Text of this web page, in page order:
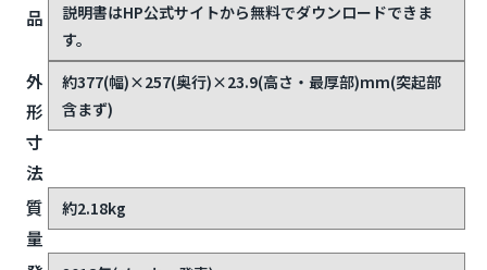
品
説明書はHP公式サイトから無料でダウンロードできま
す。
外
形
寸
法
約377(幅)×257(奥行)×23.9(高さ・最厚部)mm(突起部
含まず)
質
量
約2.18kg